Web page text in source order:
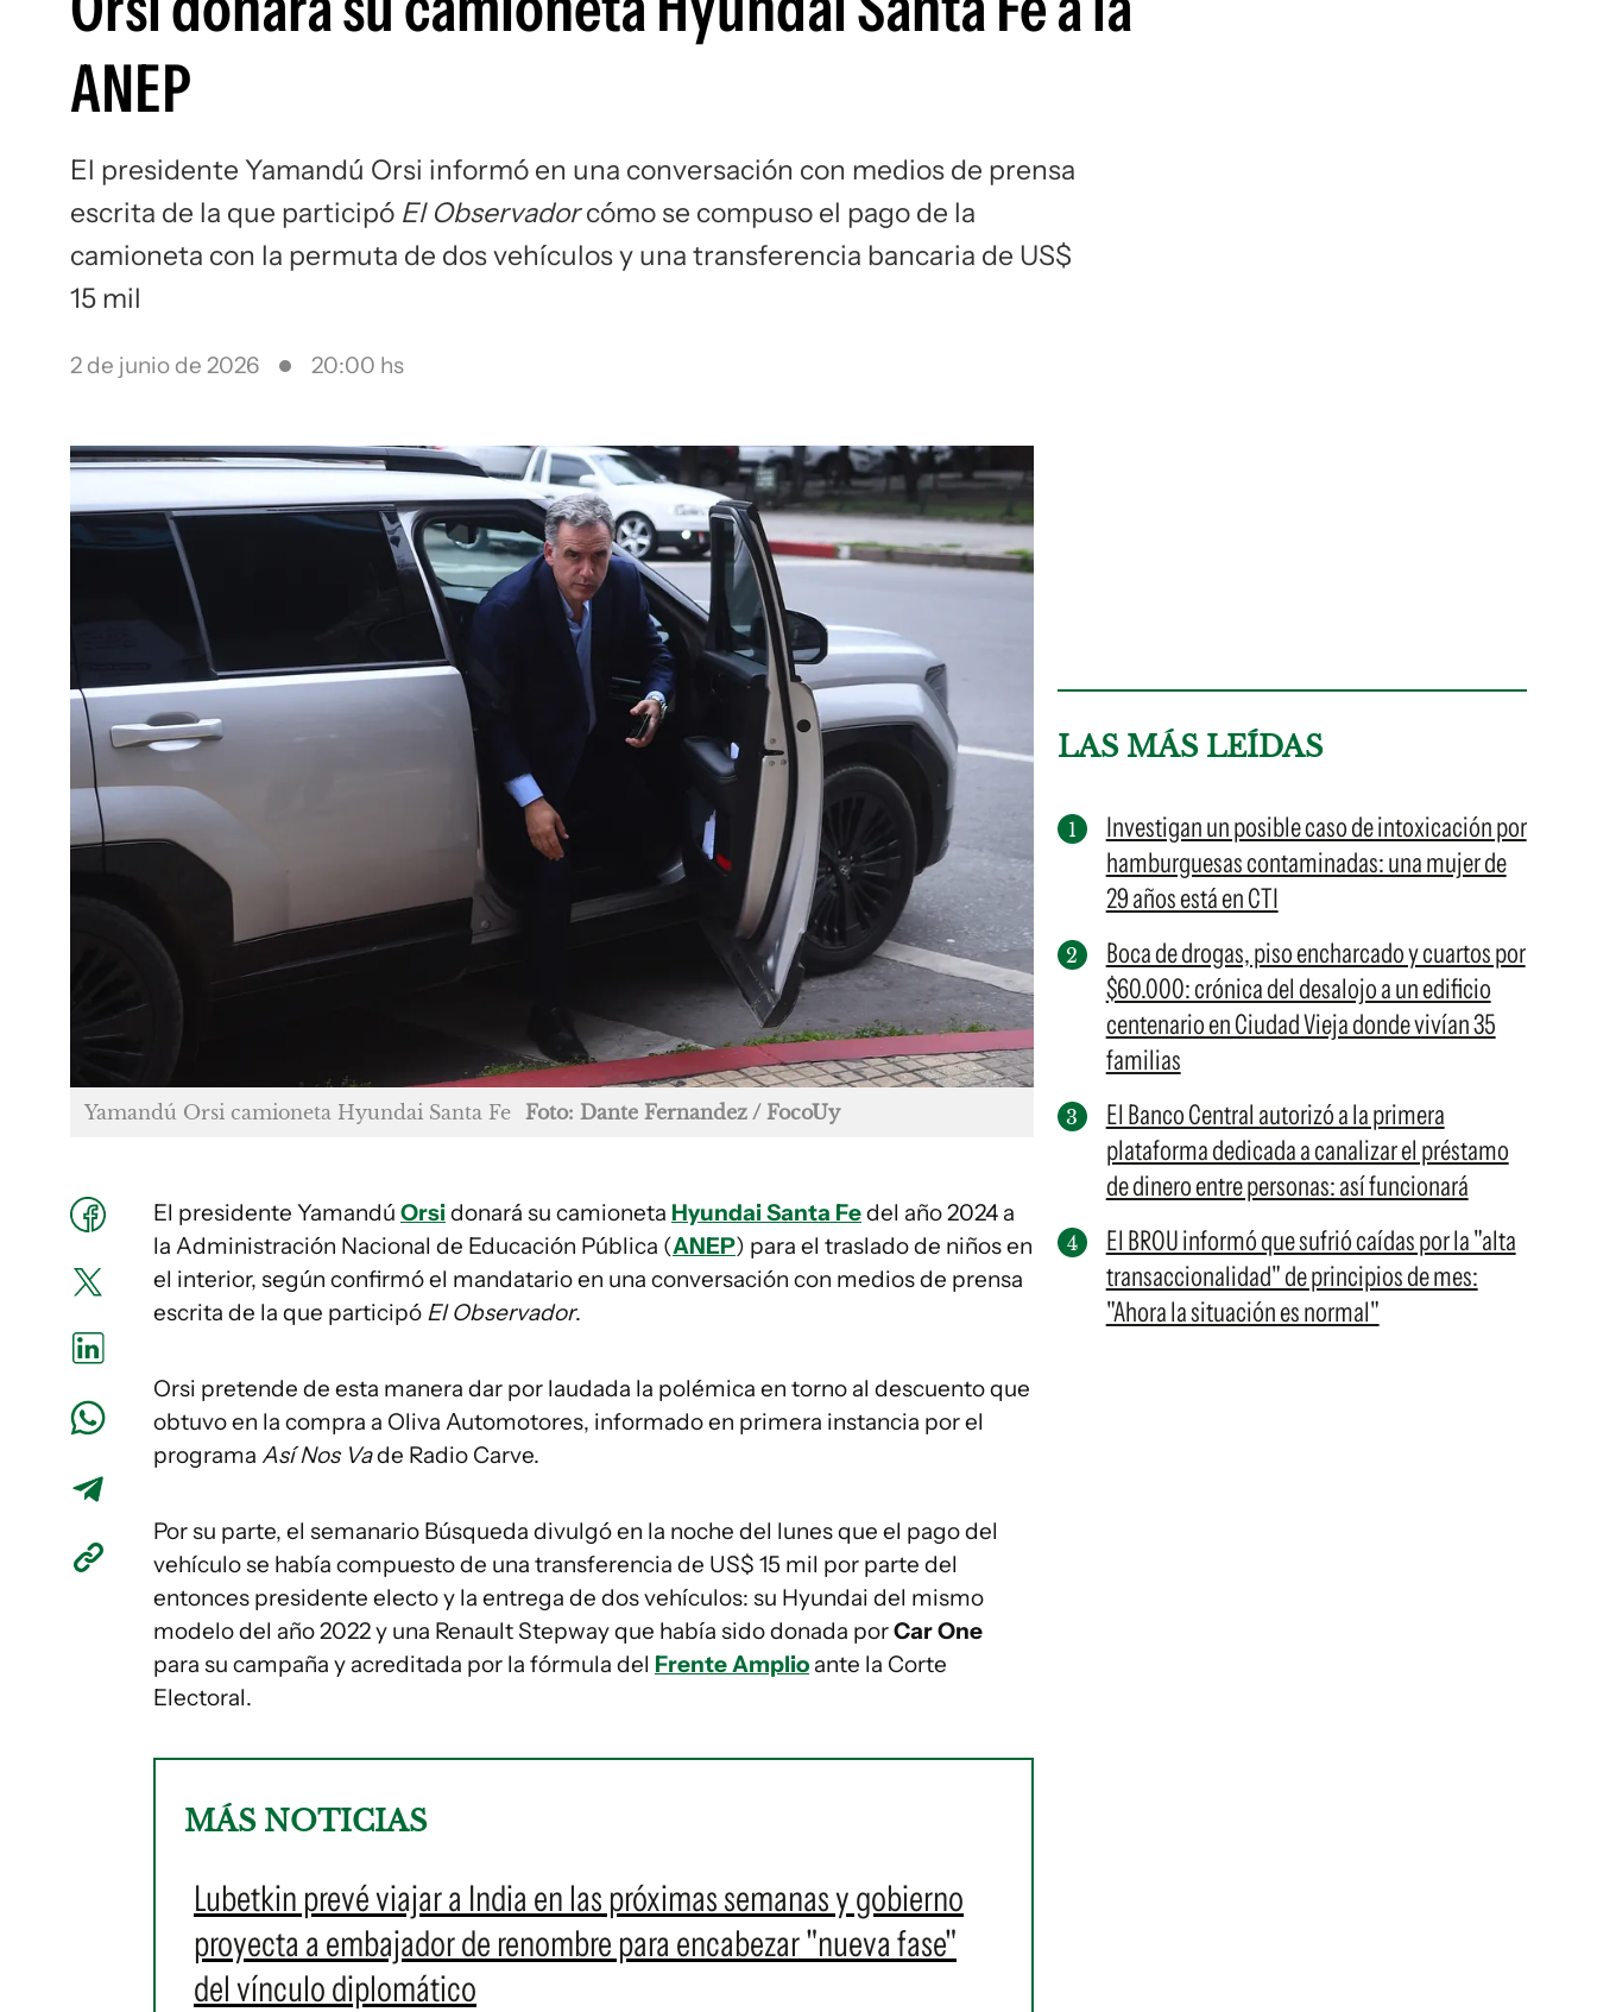
ANEP
El presidente Yamandú Orsi informó en una conversación con medios de prensa
escrita de la que participó El Observadorcómo se compuso el pago de la
camioneta con la permuta de dos vehículos y una transferencia bancaria de US$
15 mil
2 de junio de 2026 20:00 hs
Yamandú Orsi camioneta Hyundai Santa Fe Foto: Dante Fernandez / FocoUy
El presidente Yamandú Orsidonará su camioneta Hyundai Santa Fedel año 2024 a
la Administración Nacional de Educación Pública (ANEP) para el traslado de niños en
el interior, según confirmó el mandatario en una conversación con medios de prensa
escrita de la que participó El Observador.
Orsi pretende de esta manera dar por laudada la polémica en torno al descuento que
obtuvo en la compra a Oliva Automotores, informado en primera instancia por el
programa Así Nos Vade Radio Carve.
Por su parte, el semanario Búsqueda divulgó en la noche del lunes que el pago del
vehículo se había compuesto de una transferencia de US$ 15 mil por parte del
entonces presidente electo y la entrega de dos vehículos: su Hyundai del mismo
modelo del año 2022 y una Renault Stepway que había sido donada porCar One
para su campaña y acreditada por la fórmula del Frente Amplio ante la Corte
Electoral.
MÁS NOTICIAS
Lubetkin prevé viajar a India en las próximas semanas y gobierno
proyecta a embajador de renombre para encabezar "nueva fase"
del vínculo diplomático
LAS MÁS LEÍDAS
Investigan un posible caso de intoxicación por
hamburguesas contaminadas: una mujer de
29 años está en CTI
Boca de drogas, piso encharcado y cuartos por
$60.000: crónica del desalojo a un edificio
centenario en Ciudad Vieja donde vivían 35
familias
El Banco Central autorizó a la primera
plataforma dedicada a canalizar el préstamo
de dinero entre personas: así funcionará
El BROU informó que sufrió caídas por la "alta
transaccionalidad" de principios de mes:
"Ahora la situación es normal"